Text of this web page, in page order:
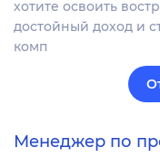
хотите освоить
достойный доход и
комп
Менеджер по